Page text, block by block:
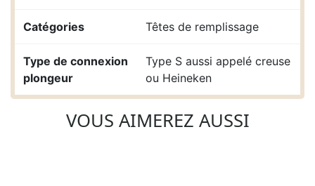
Catégories Têtes de remplissage
Type de connexion
plongeur
Type S aussi appelé creuse
ou Heineken
VOUS AIMEREZ AUSSI